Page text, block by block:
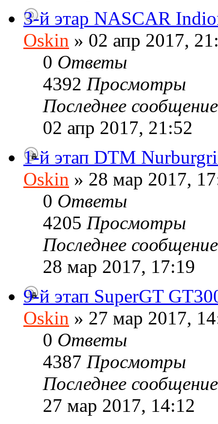
3-й этар NASCAR
Oskin » 02 апр 2017,
0 Ответы
4392 Просмотры
Последнее
02 апр 2017, 21:52
1-й этап DTM
Oskin » 28 мар 2017,
0 Ответы
4205 Просмотры
Последнее
28 мар 2017, 17:19
9-й этап SuperGT
Oskin » 27 мар 2017,
0 Ответы
4387 Просмотры
Последнее
27 мар 2017, 14:12